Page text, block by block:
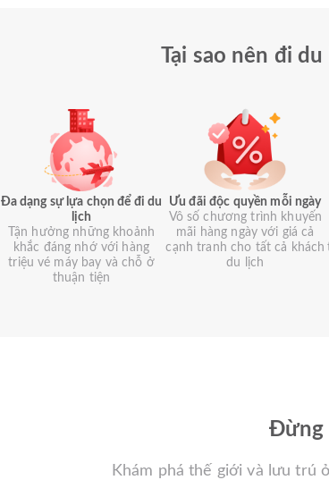
Tại sao nên đi
Đa dạng sự lựa chọn để đi du
lịch
Tận hưởng những khoảnh
khắc đáng nhớ với hàng
triệu vé máy bay và chỗ ở
thuận tiện
Ưu đãi độc quyền mỗi ngày
Vô số chương trình khuyến
mãi hàng ngày với giá cả
cạnh tranh cho tất cả khách
du lịch
Đừng
Khám phá thế giới và lưu trú